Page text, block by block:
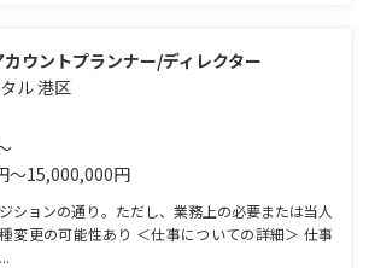
カウントプランナー/ディレクター
ル 港区
～15,000,000円
ションの通り。ただし、業務上の必要または当人
変更の可能性あり ＜仕事についての詳細＞ 仕事